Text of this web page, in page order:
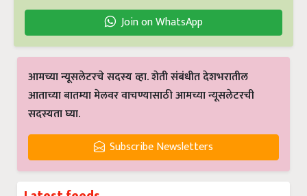
Join on WhatsApp
आमच्या न्यूसलेटरचे सदस्य व्हा. शेती संबंधीत देशभरातील
आताच्या बातम्या मेलवर वाचण्यासाठी आमच्या न्यूसलेटरची
सदस्यता घ्या.
Subscribe Newsletters